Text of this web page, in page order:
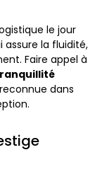
le jour
assure la fluidité,
Faire appel à
dans